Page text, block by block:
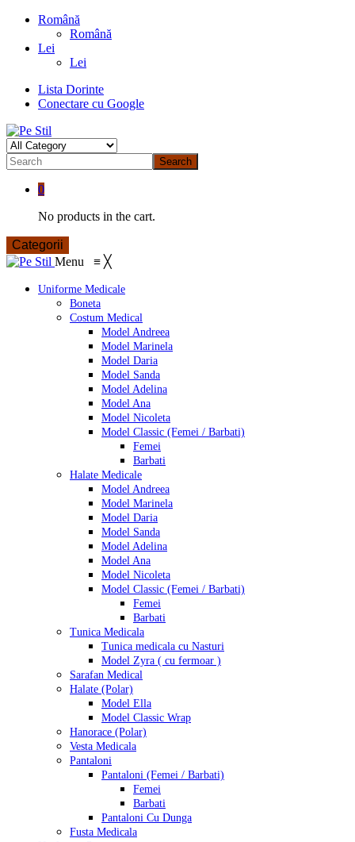
Română
Română
Lei
Lei
Lista Dorinte
Conectare cu Google
Search
0
No products in the cart.
Categorii
Menu ≡ ╳
Uniforme Medicale
Boneta
Costum Medical
Model Andreea
Model Marinela
Model Daria
Model Sanda
Model Adelina
Model Ana
Model Nicoleta
Model Classic (Femei / Barbati)
Femei
Barbati
Halate Medicale
Model Andreea
Model Marinela
Model Daria
Model Sanda
Model Adelina
Model Ana
Model Nicoleta
Model Classic (Femei / Barbati)
Femei
Barbati
Tunica Medicala
Tunica medicala cu Nasturi
Model Zyra ( cu fermoar )
Sarafan Medical
Halate (Polar)
Model Ella
Model Classic Wrap
Hanorace (Polar)
Vesta Medicala
Pantaloni
Pantaloni (Femei / Barbati)
Femei
Barbati
Pantaloni Cu Dunga
Fusta Medicala